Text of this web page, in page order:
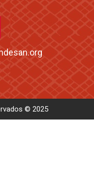
© 2025